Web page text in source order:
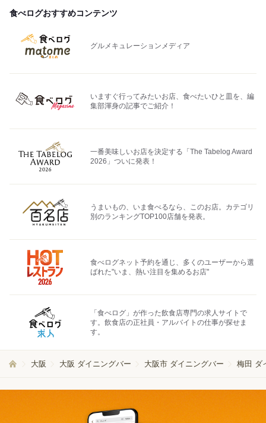
食べログおすすめコンテンツ
グルメキュレーションメディア
いますぐ行ってみたいお店、食べたいひと皿を、編
集部渾身の記事でご紹介！
一番美味しいお店を決定する「The Tabelog Award
2026」ついに発表！
うまいもの、いま食べるなら、このお店。カテゴリ
別のランキングTOP100店舗を発表。
食べログネット予約を通じ、多くのユーザーから選
ばれた"いま、熱い注目を集めるお店"
「食べログ」が作った飲食店専門の求人サイトで
す。飲食店の正社員・アルバイトの仕事が探せま
す。
大阪 大阪 ダイニングバー 大阪市 ダイニングバー 梅田 ダ